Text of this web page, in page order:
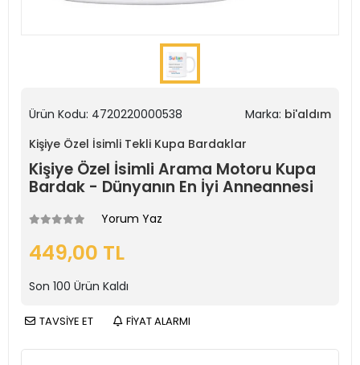
Ürün Kodu: 4720220000538 Marka: bi'aldım
Kişiye Özel İsimli Tekli Kupa Bardaklar
Kişiye Özel İsimli Arama Motoru Kupa
Bardak - Dünyanın En İyi Anneannesi
Yorum Yaz
449,00 TL
Son 100 Ürün Kaldı
TAVSİYE ET FİYAT ALARMI